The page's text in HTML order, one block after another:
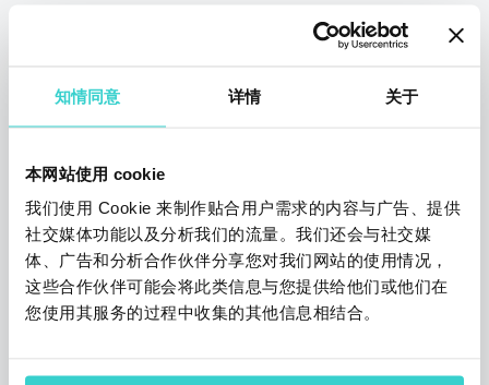
知情同意 详情 关于
本网站使用 cookie
我们使用 Cookie 来制作贴合用户需求的内容与广告、提供
社交媒体功能以及分析我们的流量。我们还会与社交媒
体、广告和分析合作伙伴分享您对我们网站的使用情况，
这些合作伙伴可能会将此类信息与您提供给他们或他们在
您使用其服务的过程中收集的其他信息相结合。
NSYS Tools 沙特阿拉伯的独家经
星期五 12 二月 2021
NSYS Group Team
欢迎Madmoon加入我们不断增长的经销商名
单！
3 阅读约需3分钟